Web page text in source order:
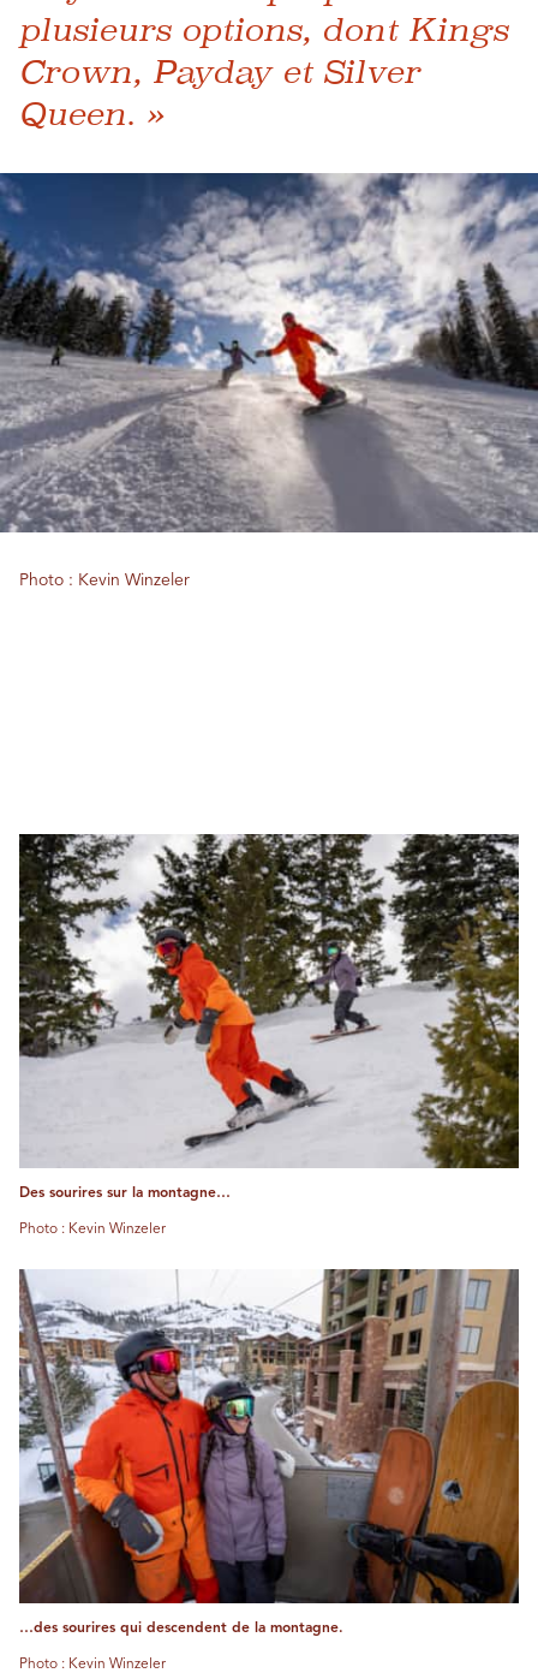
plusieurs options, dont Kings
Crown, Payday et Silver
Queen. »
Photo : Kevin Winzeler
Des sourires sur la montagne…
Photo : Kevin Winzeler
…des sourires qui descendent de la montagne.
Photo : Kevin Winzeler